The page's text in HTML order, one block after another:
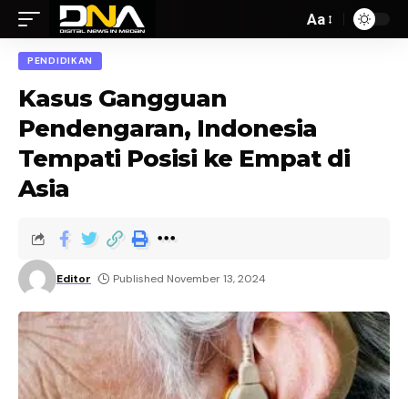
Aa
PENDIDIKAN
Kasus Gangguan
Pendengaran, Indonesia
Tempati Posisi ke Empat di
Asia
Editor Published November 13, 2024